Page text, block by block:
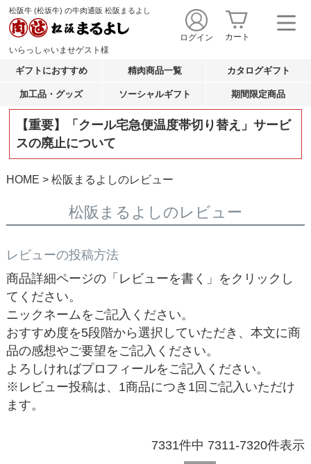
松阪牛 (松坂牛) の牛肉通販 松阪まるよし
いらっしゃいませゲスト様
ログイン カート
ギフトにおすすめ 精肉商品一覧 カタログギフト
加工品・グッズ ソーシャルギフト 期間限定商品
【重要】「クール宅急便温度帯切り替え」サービ
スの廃止について
HOME 松阪まるよしのレビュー
松阪まるよしのレビュー
レビューの投稿方法
商品詳細ページの「レビューを書く」をクリックし
てください。
ニックネームをご記入ください。
おすすめ度を5段階から選択していただき、本文に商
品の感想やご要望をご記入ください。
よろしければプロフィールをご記入ください。
※レビュー投稿は、1商品につき1回ご記入いただけ
ます。
7331件中 7311-7320件表示